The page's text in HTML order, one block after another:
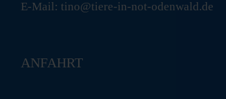
E-Mail: tino@tiere-in-not-odenwald.de
ANFAHRT